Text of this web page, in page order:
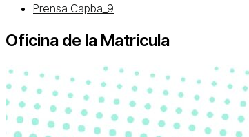
Prensa Capba_9
Oficina de la Matrícula